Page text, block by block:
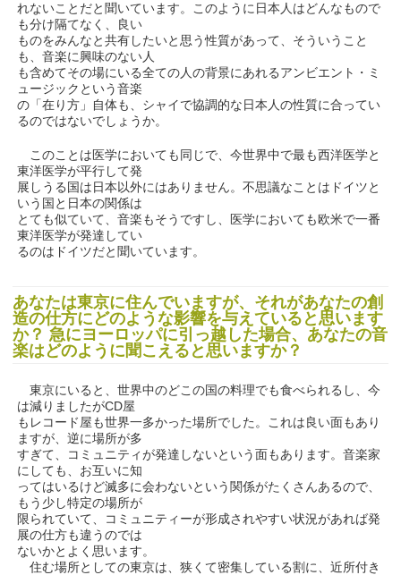
れないことだと聞いています。このように日本人はどんなもので
も分け隔てなく、良い
ものをみんなと共有したいと思う性質があって、そういうこと
も、音楽に興味のない人
も含めてその場にいる全ての人の背景にあれるアンビエント・ミ
ュージックという音楽
の「在り方」自体も、シャイで協調的な日本人の性質に合ってい
るのではないでしょうか。
このことは医学においても同じで、今世界中で最も西洋医学と
東洋医学が平行して発
展しうる国は日本以外にはありません。不思議なことはドイツと
いう国と日本の関係は
とても似ていて、音楽もそうですし、医学においても欧米で一番
東洋医学が発達してい
るのはドイツだと聞いています。
あなたは東京に住んでいますが、それがあなたの創
造の仕方にどのような影響を与えていると思います
か？ 急にヨーロッパに引っ越した場合、あなたの音
楽はどのように聞こえると思いますか？
東京にいると、世界中のどこの国の料理でも食べられるし、今
は減りましたがCD屋
もレコード屋も世界一多かった場所でした。これは良い面もあり
ますが、逆に場所が多
すぎて、コミュニティが発達しないという面もあります。音楽家
にしても、お互いに知
ってはいるけど滅多に会わないという関係がたくさんあるので、
もう少し特定の場所が
限られていて、コミュニティーが形成されやすい状況があれば発
展の仕方も違うのでは
ないかとよく思います。
住む場所としての東京は、狭くて密集している割に、近所付き